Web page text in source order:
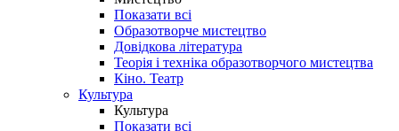
Показати всі
Образотворче мистецтво
Довідкова література
Теорія і техніка образотворчого мистецтва
Кіно. Театр
Культура
Культура
Показати всі